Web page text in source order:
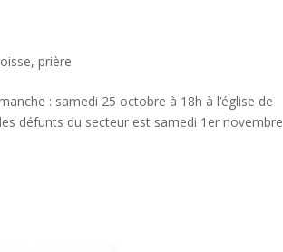
,prière
: samedi 25 octobre à 18h à l’église de
défunts du secteur est samedi 1er novembre